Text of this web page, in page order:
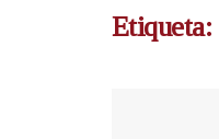
Etiqueta: